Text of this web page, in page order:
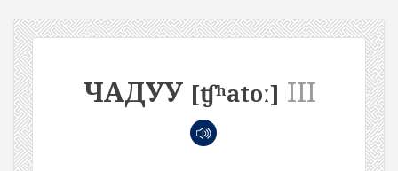
ЧАДУУ [ʧʰatoː] III